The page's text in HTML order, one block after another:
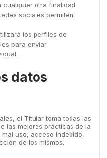
cualquier otra finalidad
sociales permiten.
los perfiles de
para enviar
datos
el Titular toma todas las
las mejores prácticas de la
uso, acceso indebido,
de los mismos.